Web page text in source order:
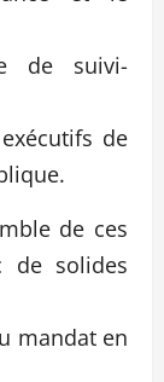
de suivi-
de
de ces
de solides
mandat en